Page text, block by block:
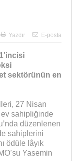
Yazdır E-posta
sektörünün en
27 Nisan
sahipliğinde
düzenlenen
sahiplerini
ödüle lâyık
Yasemin